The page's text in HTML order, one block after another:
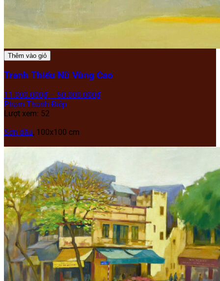
Thêm vào giỏ
Tranh Thiếu Nữ Vùng Cao
11.000.000₫ – 50.000.000₫
Phạm Thanh Điệp
Lượt xem: 52
Sơn dầu, 100x100 cm